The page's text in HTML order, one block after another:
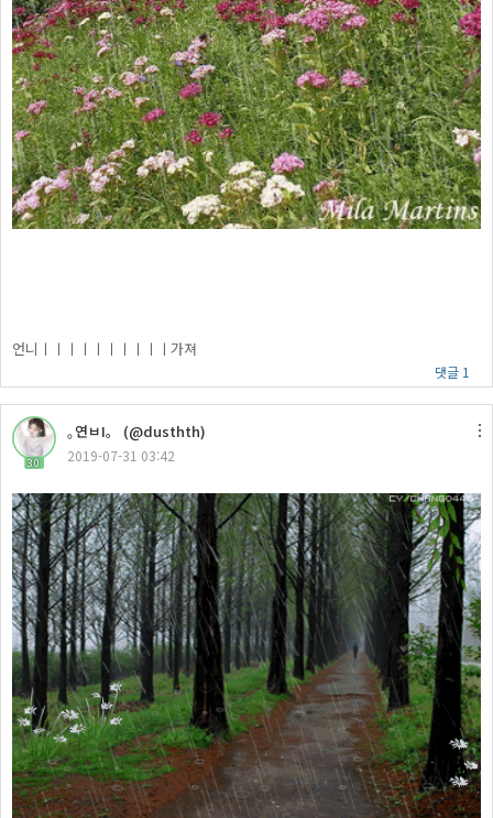
언니ㅣㅣㅣㅣㅣㅣㅣㅣㅣㅣ가져
댓글 1
30
｡연ㅂΙ。 (@dusthth)
2019-07-31 03:42